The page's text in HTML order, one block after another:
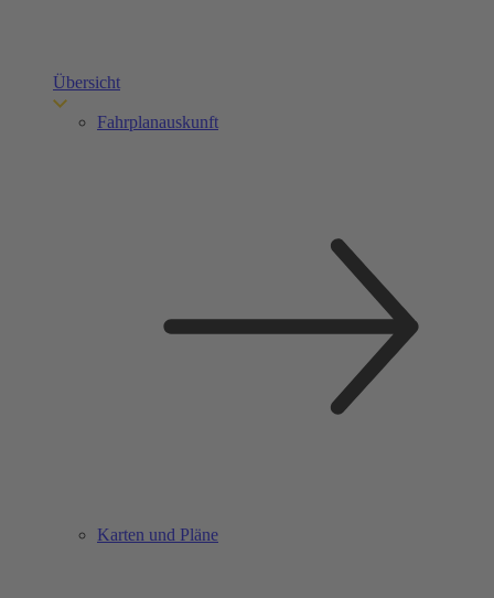
Übersicht
Fahrplanauskunft
Karten und Pläne